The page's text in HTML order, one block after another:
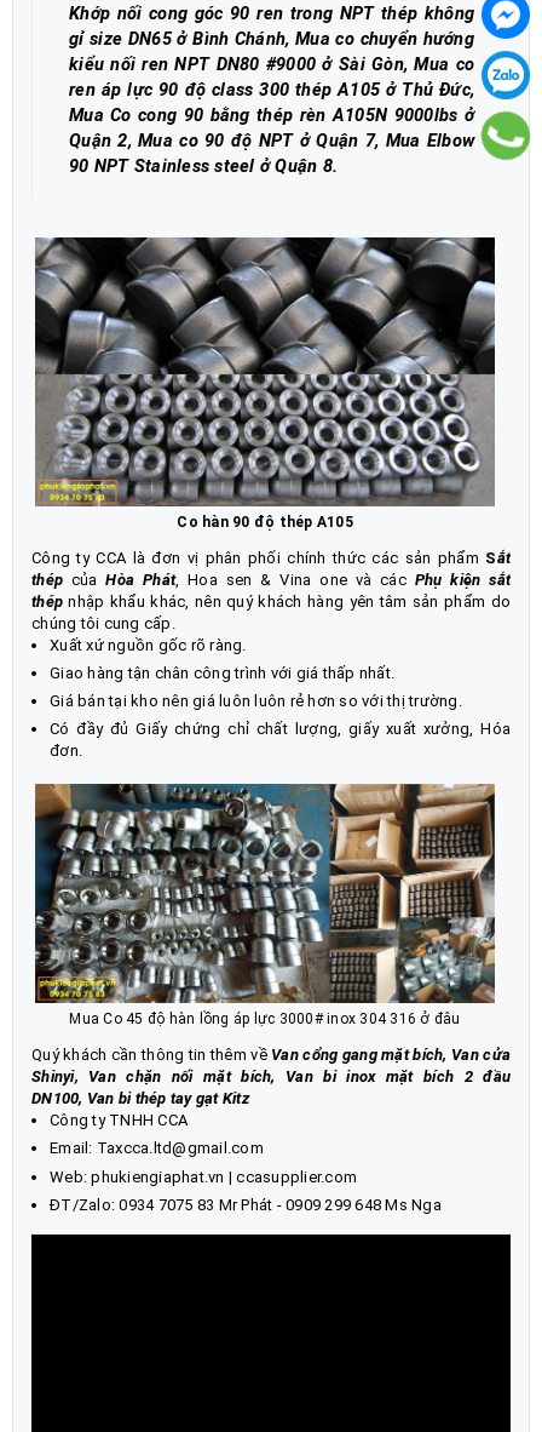
Khớp nối cong góc 90 ren trong NPT thép không
gỉ size DN65 ở Bình Chánh, Mua co chuyển hướng
kiểu nối ren NPT DN80 #9000 ở Sài Gòn, Mua co
ren áp lực 90 độ class 300 thép A105 ở Thủ Đức,
Mua Co cong 90 bằng thép rèn A105N 9000lbs ở
Quận 2, Mua co 90 độ NPT ở Quận 7, Mua Elbow
90 NPT Stainless steel ở Quận 8.
Co hàn 90 độ thép A105
Công ty CCA là đơn vị phân phối chính thức các sản phẩm Sắt
thép củaHòa Phát, Hoa sen & Vina one và các Phụ kiện sắt
thép nhập khẩu khác, nên quý khách hàng yên tâm sản phẩm do
chúng tôi cung cấp.
Xuất xứ nguồn gốc rõ ràng.
Giao hàng tận chân công trình với giá thấp nhất.
Giá bán tại kho nên giá luôn luôn rẻ hơn so với thị trường.
Có đầy đủ Giấy chứng chỉ chất lượng, giấy xuất xưởng, Hóa
đơn.
Mua Co 45 độ hàn lồng áp lực 3000# inox 304 316 ở đâu
Quý khách cần thông tin thêm về Van cổng gang mặt bích, Van cửa
Shinyi, Van chặn nối mặt bích, Van bi inox mặt bích 2 đầu
DN100, Van bi thép tay gạt Kitz
Công ty TNHH CCA
Email: Taxcca.ltd@gmail.com
Web:phukiengiaphat.vn |ccasupplier.com
ĐT/Zalo:0934 7075 83 Mr Phát - 0909 299 648 Ms Nga